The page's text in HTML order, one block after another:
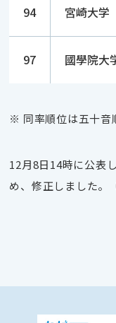
94 宮崎大学
97 國學院大
※ 同率順位は五十音
12月8日14時に公表
め、修正しました。